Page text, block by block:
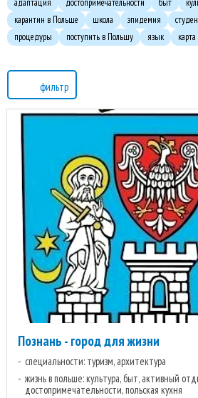
карантин в Польше
школа эпидемия
процедуры
поступить в Польшу язык
фильтр
Познань - город для жизни
специальности: туризм, архитектура
жизнь в польше: культура, быт, активный
достопримечательности, польская кухня